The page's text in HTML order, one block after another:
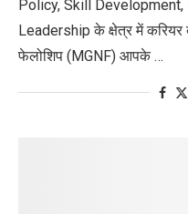
Policy, Skill
Leadership के क्षेत्र में करियर
फेलोशिप (MGNF) आपके …